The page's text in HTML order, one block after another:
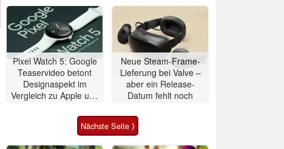
Pixel Watch 5: Google
Teaservideo betont
Designaspekt im
Vergleich zu Apple und
Neue Steam-Frame-
Lieferung bei Valve –
aber ein Release-
Datum fehlt noch
Nächste Seite ⟩